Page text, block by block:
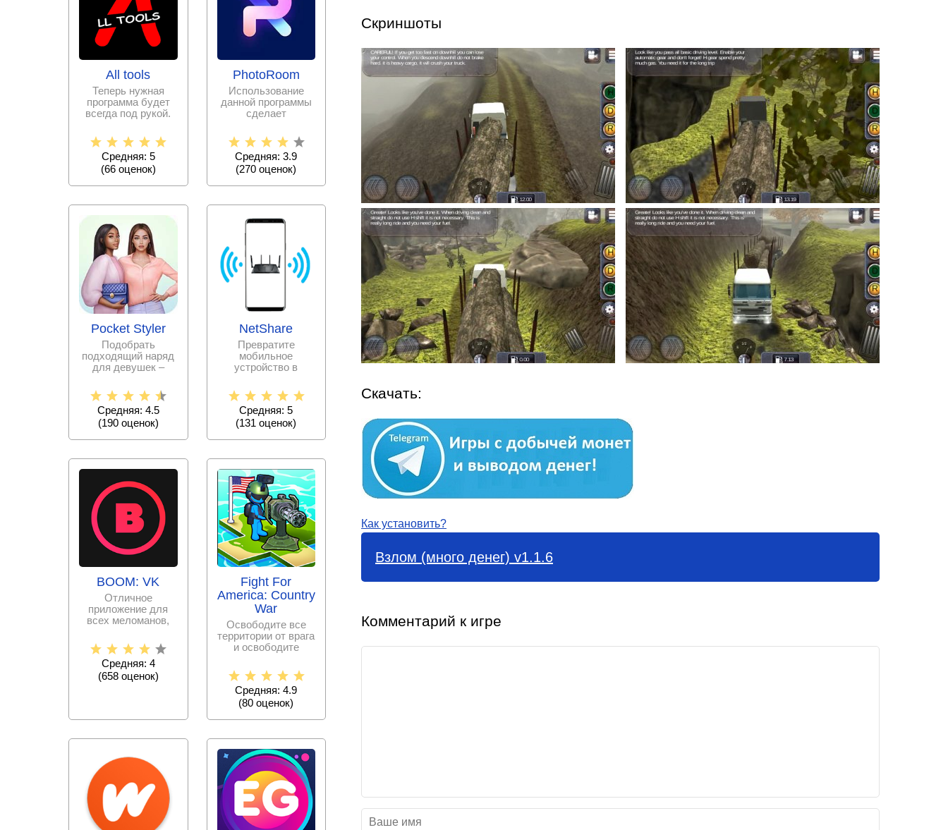
Скриншоты
Скачать:
Как установить?
Взлом (много денег) v1.1.6
Комментарий к игре
All tools
Теперь нужная
программа будет
всегда под рукой.
скачивать тысячи
Средняя: 5
(66оценок)
PhotoRoom
Использование
данной программы
сделает
фотографий
простым и
Средняя: 3.9
(270 оценок)
Pocket Styler
Подобрать
подходящий наряд
для девушек –
непростое.
Испытайте свои
силы в
Средняя: 4.5
(190оценок)
NetShare
Превратите
мобильное
устройство в
с раздачей Wi fi
соединения.
Средняя: 5
(131 оценок)
BOOM: VK
Отличное
приложение для
всех меломанов,
популярной
социальной сети
Средняя: 4
(658оценок)
Fight For
America: Country
War
Освободите все
территории от врага
и освободите
готовы к тому, что
Средняя: 4.9
(80 оценок)